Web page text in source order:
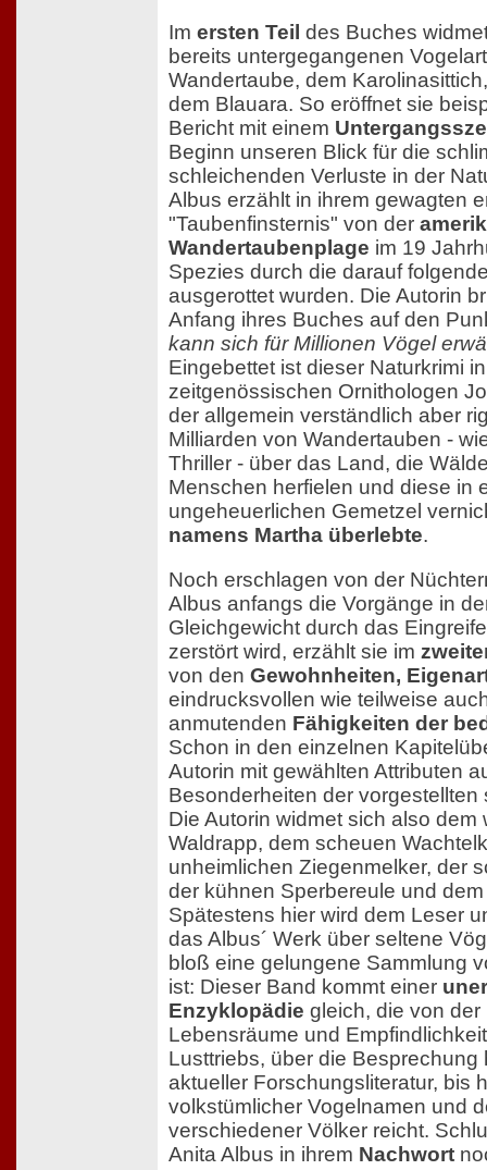
Im ersten Teil des Buches
bereits untergegangenen
Wandertaube, dem
dem Blauara. So eröffnet sie
Bericht mit einem
Beginn unseren Blick für die
schleichenden Verluste in der
Albus erzählt in ihrem gewagten
"Taubenfinsternis" von der
Wandertaubenplage im 19
Spezies durch die darauf
ausgerottet wurden. Die Autorin
Anfang ihres Buches auf den
kann sich für Millionen Vögel
Eingebettet ist dieser Naturkrimi
zeitgenössischen Ornithologen
der allgemein verständlich aber
Milliarden von Wandertauben -
Thriller - über das Land, die
Menschen herfielen und diese in
ungeheuerlichen Gemetzel
namens Martha überlebte.
Noch erschlagen von der
Albus anfangs die Vorgänge in
Gleichgewicht durch das
zerstört wird, erzählt sie im
von den Gewohnheiten,
eindrucksvollen wie teilweise
anmutenden Fähigkeiten der
Schon in den einzelnen
Autorin mit gewählten Attributen
Besonderheiten der
Die Autorin widmet sich also dem
Waldrapp, dem scheuen
unheimlichen Ziegenmelker, der
der kühnen Sperbereule und
Spätestens hier wird dem Leser
das Albus´ Werk über seltene
bloß eine gelungene Sammlung
ist: Dieser Band kommt einer
Enzyklopädie gleich, die von
Lebensräume und
Lusttriebs, über die Besprechung
aktueller Forschungsliteratur, bis
volkstümlicher Vogelnamen und
verschiedener Völker reicht.
Anita Albus in ihrem Nachwort